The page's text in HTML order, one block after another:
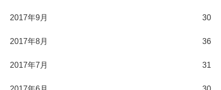
2017年9月 30
2017年8月 36
2017年7月 31